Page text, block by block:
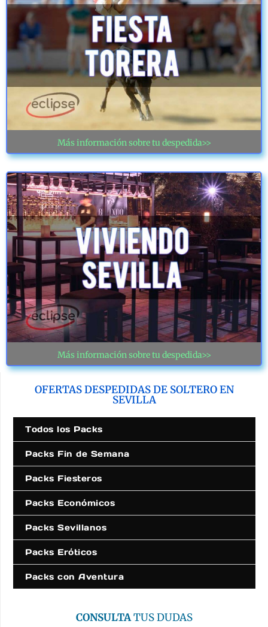
Más información sobre tu despedida>>
Más información sobre tu despedida>>
OFERTAS DESPEDIDAS DE SOLTERO EN
SEVILLA
Todos los Packs
Packs Fin de Semana
Packs Fiesteros
Packs Económicos
Packs Sevillanos
Packs Eróticos
Packs con Aventura
CONSULTATUS DUDAS